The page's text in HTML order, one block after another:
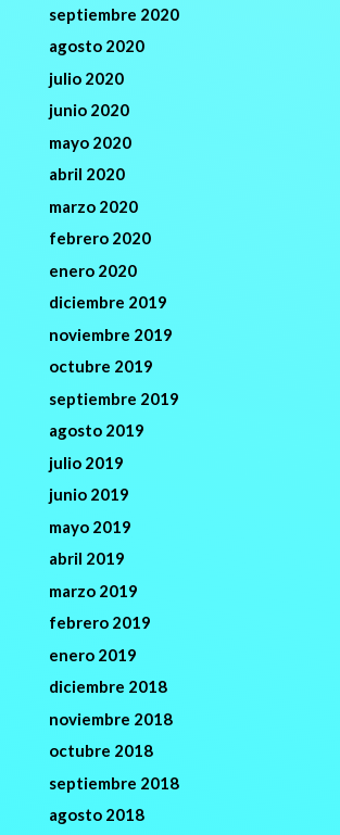
septiembre 2020
agosto 2020
julio 2020
junio 2020
mayo 2020
abril 2020
marzo 2020
febrero 2020
enero 2020
diciembre 2019
noviembre 2019
octubre 2019
septiembre 2019
agosto 2019
julio 2019
junio 2019
mayo 2019
abril 2019
marzo 2019
febrero 2019
enero 2019
diciembre 2018
noviembre 2018
octubre 2018
septiembre 2018
agosto 2018